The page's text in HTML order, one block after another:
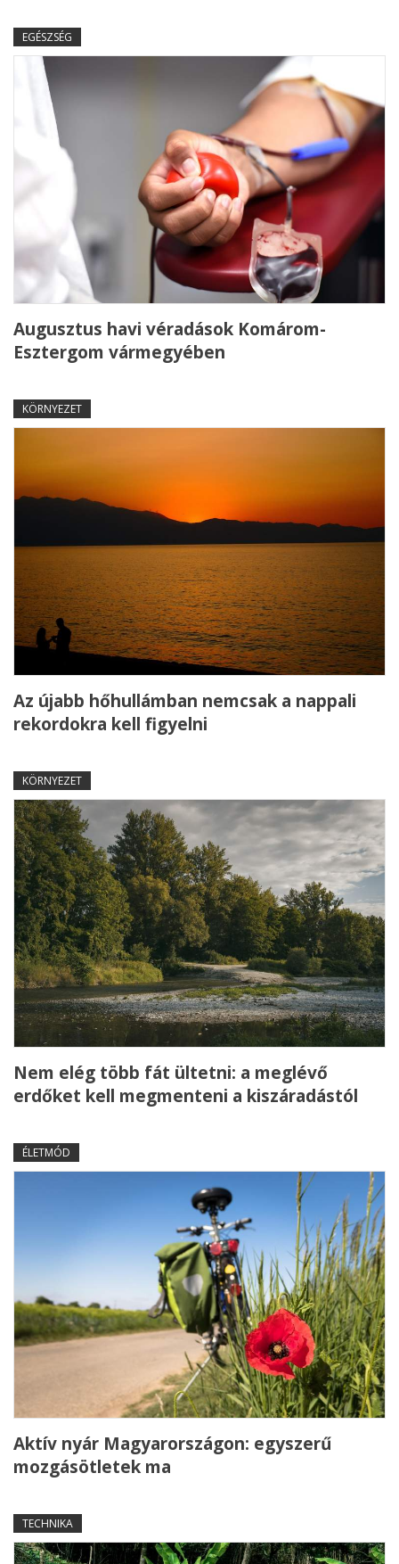
EGÉSZSÉG
Augusztus havi véradások Komárom-
Esztergom vármegyében
KÖRNYEZET
Az újabb hőhullámban nemcsak a nappali
rekordokra kell figyelni
KÖRNYEZET
Nem elég több fát ültetni: a meglévő
erdőket kell megmenteni a kiszáradástól
ÉLETMÓD
Aktív nyár Magyarországon: egyszerű
mozgásötletek ma
TECHNIKA